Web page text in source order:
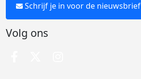
Schrijf je in voor de nieuwsbrief
Volg ons